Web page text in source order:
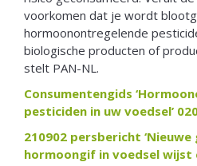
voorkomen dat je wordt
hormoonontregelende
biologische producten of
stelt PAN-NL.
Consumentengids
pesticiden in uw voedsel’
210902 persbericht ‘Nieuwe
hormoongif in voedsel wijst